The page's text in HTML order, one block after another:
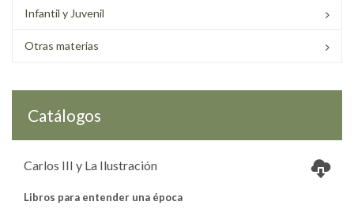
Infantil y Juvenil
Otras materias
Catálogos
Carlos III y La Ilustración
Libros para entender una época